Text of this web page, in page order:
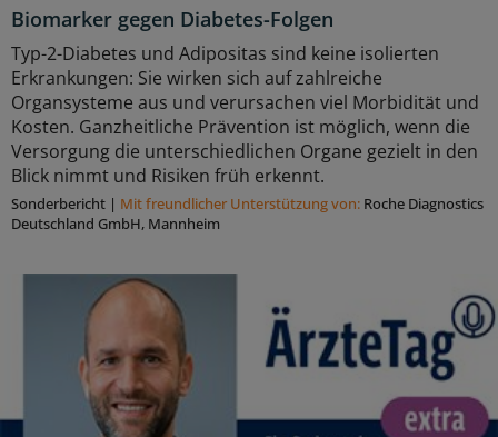
Biomarker gegen Diabetes-Folgen
Typ-2-Diabetes und Adipositas sind keine isolierten
Erkrankungen: Sie wirken sich auf zahlreiche
Organsysteme aus und verursachen viel Morbidität und
Kosten. Ganzheitliche Prävention ist möglich, wenn die
Versorgung die unterschiedlichen Organe gezielt in den
Blick nimmt und Risiken früh erkennt.
Sonderbericht | Mit freundlicher Unterstützung von: Roche Diagnostics
Deutschland GmbH, Mannheim